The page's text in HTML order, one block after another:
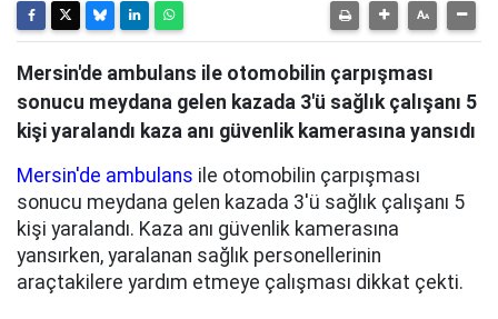
Mersin'de ambulans ile otomobilin çarpışması
sonucu meydana gelen kazada 3'ü sağlık çalışanı 5
kişi yaralandı kaza anı güvenlik kamerasına yansıdı
Mersin'de ambulans ile otomobilin çarpışması
sonucu meydana gelen kazada 3'ü sağlık çalışanı 5
kişi yaralandı. Kaza anı güvenlik kamerasına
yansırken, yaralanan sağlık personellerinin
araçtakilere yardım etmeye çalışması dikkat çekti.